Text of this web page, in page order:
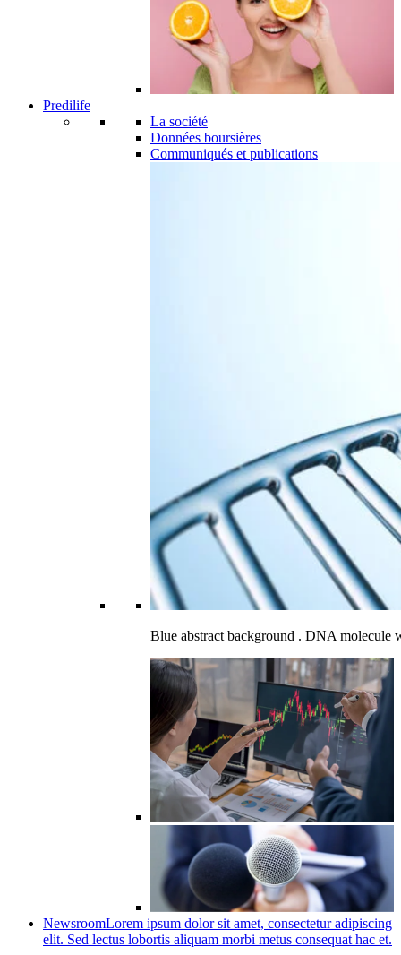
Predilife
La société
Données boursières
Communiqués et publications
Blue abstract background . DNA molecule
NewsroomLorem ipsum dolor sit amet, consectetur adipiscing
elit. Sed lectus lobortis aliquam morbi metus consequat hac et.